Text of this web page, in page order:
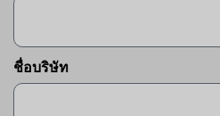
ชื่อบริษัท